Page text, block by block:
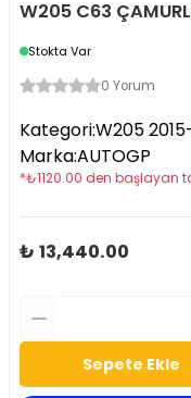
W205 C63
Stokta Var
0 Yorum
Kategori:W205
Marka:AUTOGP
*₺1120.00 den başlayan
₺ 13,440.00
Sepete Ekle